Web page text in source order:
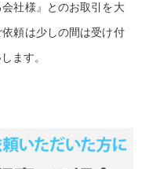
社様』とのお取引を大
頼は少しの間は受け付
ます。